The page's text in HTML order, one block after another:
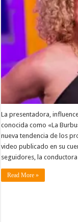
La presentadora,
conocida como «La
nueva tendencia de los
video publicado en su
seguidores, la
Read More »